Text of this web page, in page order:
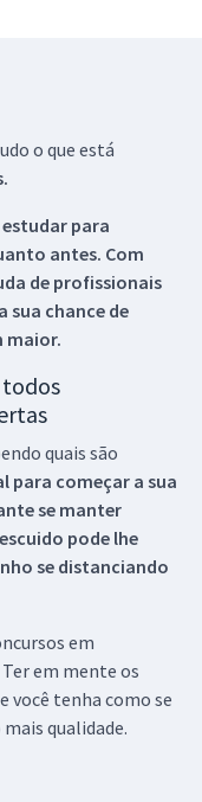
o que está
estudar para
antes. Com
de profissionais
sua chance de
maior.
todos
quais são
para começar a sua
se manter
pode lhe
se distanciando
em
em mente os
você tenha como se
qualidade.